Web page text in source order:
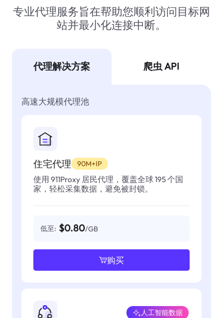
专业代理服务旨在帮助您顺利访问目标网
站并最小化连接中断。
代理解决方案 爬虫 API
高速大规模代理池
住宅代理 90M+IP
使用 911Proxy 居民代理，覆盖全球 195 个国
家，轻松采集数据，避免被封锁。
低至: $0.80/GB
购买
人工智能数据